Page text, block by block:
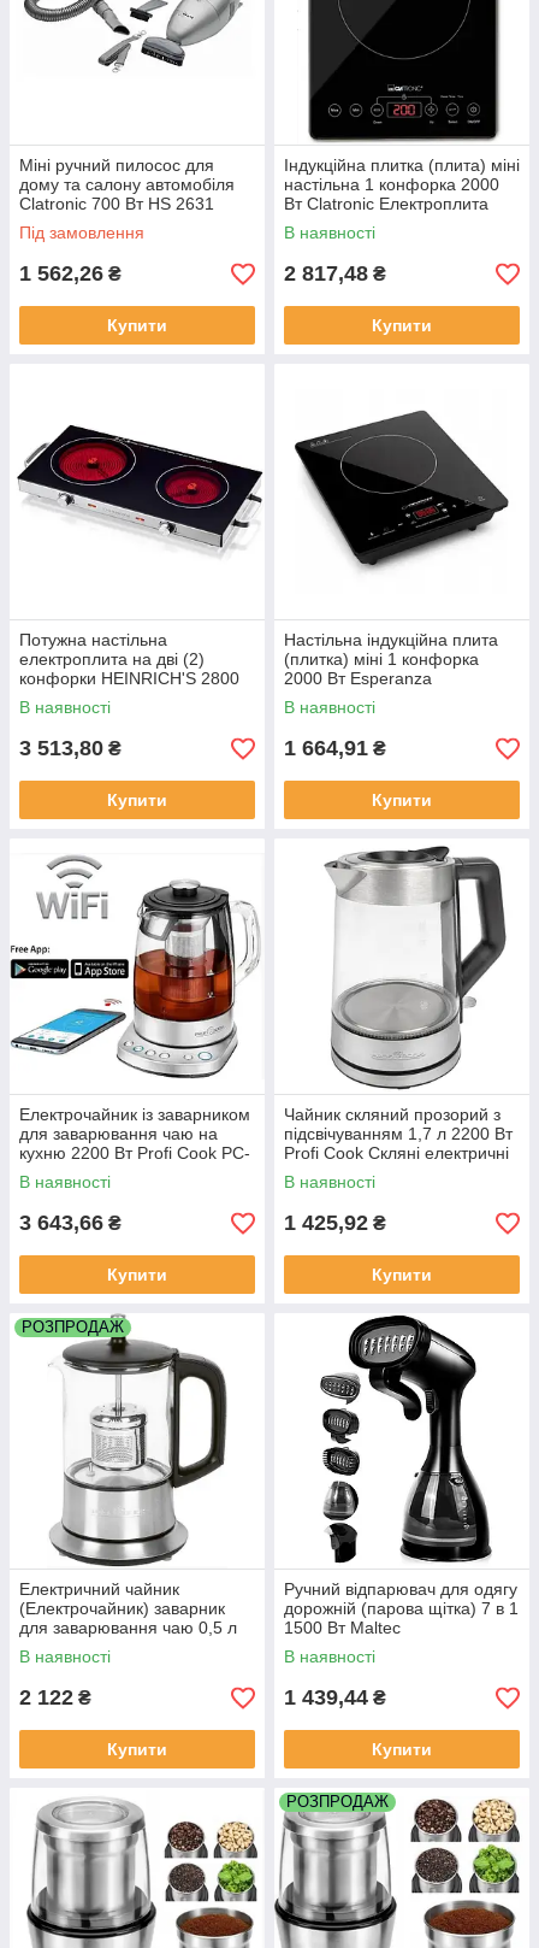
Міні ручний пилосос для
дому та салону автомобіля
Clatronic 700 Вт HS 2631
Автомобільні пилососи
(автопилосос)
Під замовлення
1 562,26 ₴
Купити
Індукційна плитка (плита) міні
настільна 1 конфорка 2000
Вт Clatronic Електроплита
одноконфоркова
В наявності
2 817,48 ₴
Купити
Потужна настільна
електроплита на дві (2)
конфорки HEINRICH'S 2800
Вт HDK 8696 Електричні
плити кухонні
В наявності
3 513,80 ₴
Купити
Настільна індукційна плита
(плитка) міні 1 конфорка
2000 Вт Esperanza
Електроплита
одноконфоркова
В наявності
1 664,91 ₴
Купити
Електрочайник із заварником
для заварювання чаю на
кухню 2200 Вт Profi Cook PC-
WKS 1167 Скляний чайник
заварник
В наявності
3 643,66 ₴
Купити
Чайник скляний прозорий з
підсвічуванням 1,7 л 2200 Вт
Profi Cook Скляні електричні
чайники
В наявності
1 425,92 ₴
Купити
РОЗПРОДАЖ
Електричний чайник
(Електрочайник) заварник
для заварювання чаю 0,5 л
Profi Cook Скляні чайники
В наявності
2 122 ₴
Купити
Ручний відпарювач для одягу
дорожній (парова щітка) 7 в 1
1500 Вт Maltec
Парогенератор для
прасування
В наявності
1 439,44 ₴
Купити
РОЗПРОДАЖ